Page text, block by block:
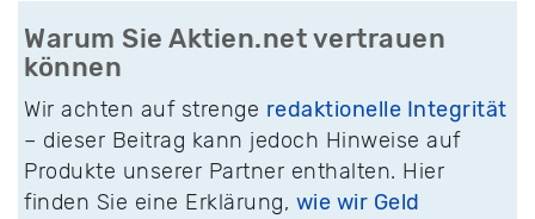
Warum Sie Aktien.net vertrauen
können
Wir achten auf strenge redaktionelle Integrität
– dieser Beitrag kann jedoch Hinweise auf
Produkte unserer Partner enthalten. Hier
finden Sie eine Erklärung, wie wir Geld